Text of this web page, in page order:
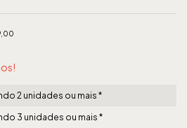
2 unidades ou mais *
3 unidades ou mais *